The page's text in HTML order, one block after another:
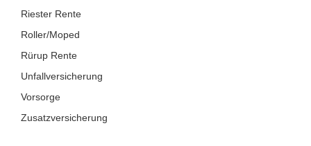
Riester Rente
Roller/Moped
Rürup Rente
Unfallversicherung
Vorsorge
Zusatzversicherung